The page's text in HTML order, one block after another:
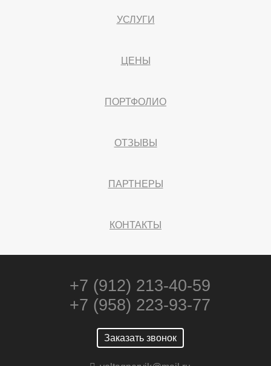
УСЛУГИ
ЦЕНЫ
ПОРТФОЛИО
ОТЗЫВЫ
ПАРТНЕРЫ
КОНТАКТЫ
+7 (912) 213-40-59
+7 (958) 223-93-77
Заказать звонок